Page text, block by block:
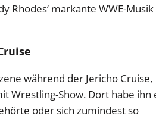
Rhodes‘ markante WWE-Musik
während der Jericho Cruise,
Wrestling-Show. Dort habe ihn
oder sich zumindest so